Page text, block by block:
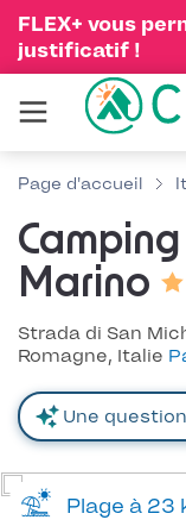
FLEX+ vous
justificatif !
Page d'accueil
Marino
Strada di San
Romagne, Italie
Plage à 23